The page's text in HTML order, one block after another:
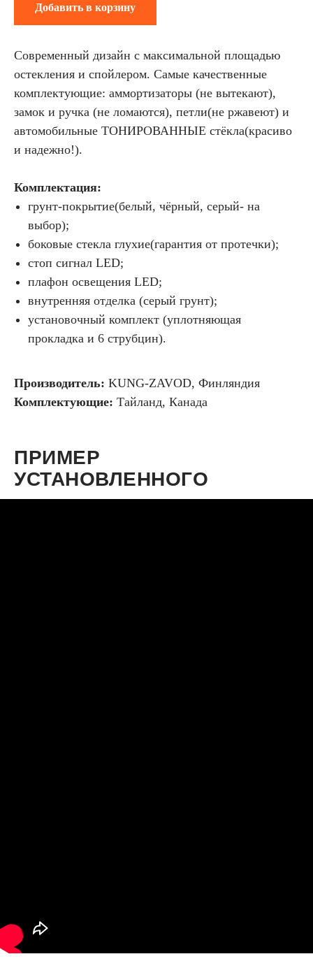
Добавить в корзину
Современный дизайн с максимальной площадью
остекления и спойлером. Самые качественные
комплектующие: аммортизаторы (не вытекают),
замок и ручка (не ломаются), петли(не ржавеют) и
автомобильные ТОНИРОВАННЫЕ стёкла(красиво
и надежно!).
Комплектация:
грунт-покрытие(белый, чёрный, серый- на
выбор);
боковые стекла глухие(гарантия от протечки);
стоп сигнал LED;
плафон освещения LED;
внутренняя отделка (серый грунт);
установочный комплект (уплотняющая
прокладка и 6 струбцин).
Производитель: KUNG-ZAVOD, Финляндия
Комплектующие: Тайланд, Канада
ПРИМЕР
УСТАНОВЛЕННОГО
КУНГА НА